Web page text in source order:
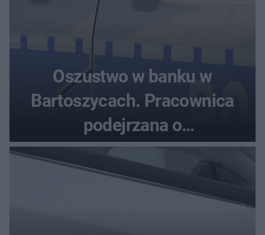
Oszustwo w banku w
Bartoszycach. Pracownica
podejrzana o
przywłaszczenie 470 000 zł